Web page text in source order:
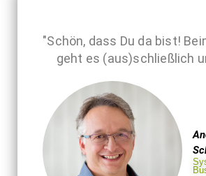
"Schön, dass Du da bist!
geht es (aus)schließlich